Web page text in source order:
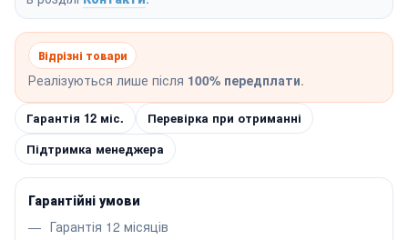
Відрізні товари
Реалізуються лише після 100% передплати.
Гарантія 12 міс.
Перевірка при отриманні
Підтримка менеджера
Гарантійні умови
Гарантія 12 місяців